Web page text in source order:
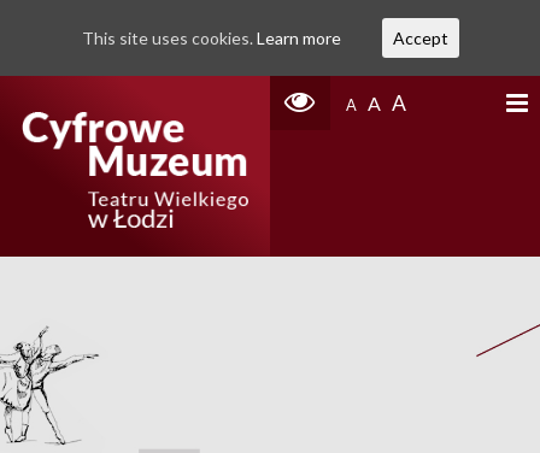
A A A
This site uses cookies. Learn more Accept